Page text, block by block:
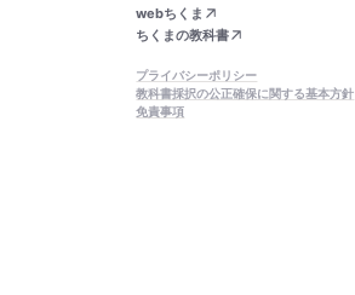
webちくま
ちくまの教科書
プライバシーポリシー
教科書採択の公正確保に関する基本方針
免責事項